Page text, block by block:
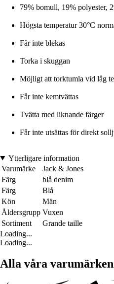
79% bomull, 19% polyester,
Högsta temperatur 30°C
Får inte blekas
Torka i skuggan
Möjligt att torktumla vid låg
Får inte kemtvättas
Tvätta med liknande färger
Får inte utsättas för direkt
Ytterligare information
Varumärke
Jack & Jones
Färg
blå denim
Färg
Blå
Kön
Män
Åldersgrupp Vuxen
Sortiment
Grande taille
Loading...
Loading...
Alla våra varumärken